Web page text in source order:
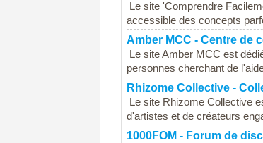
Le site 'Comprendre
accessible des concepts
Amber MCC - Centre de
Le site Amber MCC est
personnes cherchant de
Rhizome Collective -
Le site Rhizome Collective
d'artistes et de créateurs
1000FOM - Forum de